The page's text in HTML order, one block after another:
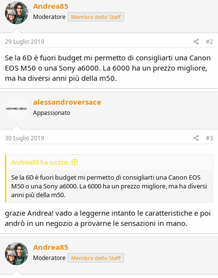
Andrea85
Moderatore Membro dello Staff
29 Luglio 2019 #2
Se la 6D è fuori budget mi permetto di consigliarti una Canon
EOS M50 o una Sony a6000. La 6000 ha un prezzo migliore,
ma ha diversi anni più della m50.
alessandroversace
Appassionato
30 Luglio 2019 #3
Andrea85 ha scritto:
Se la 6D è fuori budget mi permetto di consigliarti una Canon EOS
M50 o una Sony a6000. La 6000 ha un prezzo migliore, ma ha diversi
anni più della m50.
grazie Andrea! vado a leggerne intanto le caratteristiche e poi
andrò in un negozio a provarne le sensazioni in mano.
Andrea85
Moderatore Membro dello Staff